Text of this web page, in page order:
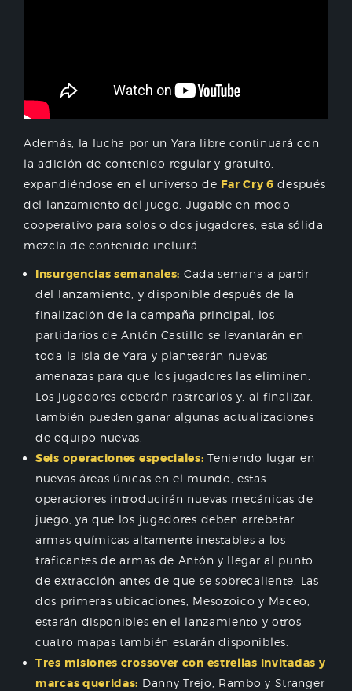
Además, la lucha por un Yara libre continuará con
la adición de contenido regular y gratuito,
expandiéndose en el universo de Far Cry 6 después
del lanzamiento del juego. Jugable en modo
cooperativo para solos o dos jugadores, esta sólida
mezcla de contenido incluirá:
Insurgencias semanales: Cada semana a partir
del lanzamiento, y disponible después de la
finalización de la campaña principal, los
partidarios de Antón Castillo se levantarán en
toda la isla de Yara y plantearán nuevas
amenazas para que los jugadores las eliminen.
Los jugadores deberán rastrearlos y, al finalizar,
también pueden ganar algunas actualizaciones
de equipo nuevas.
Seis operaciones especiales: Teniendo lugar en
nuevas áreas únicas en el mundo, estas
operaciones introducirán nuevas mecánicas de
juego, ya que los jugadores deben arrebatar
armas químicas altamente inestables a los
traficantes de armas de Antón y llegar al punto
de extracción antes de que se sobrecaliente. Las
dos primeras ubicaciones, Mesozoico y Maceo,
estarán disponibles en el lanzamiento y otros
cuatro mapas también estarán disponibles.
Tres misiones crossover con estrellas invitadas y
marcas queridas: Danny Trejo, Rambo y Stranger